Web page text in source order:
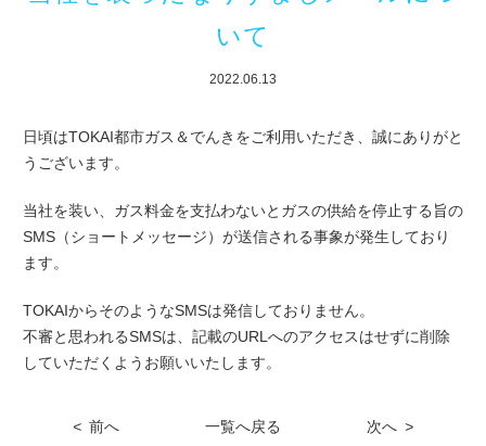
いて
2022.06.13
日頃はTOKAI都市ガス＆でんきをご利用いただき、誠にありがと
うございます。
当社を装い、ガス料金を支払わないとガスの供給を停止する旨の
SMS（ショートメッセージ）が送信される事象が発生しており
ます。
TOKAIからそのようなSMSは発信しておりません。
不審と思われるSMSは、記載のURLへのアクセスはせずに削除
していただくようお願いいたします。
< 前へ 一覧へ戻る 次へ >